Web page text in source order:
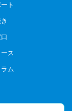
ト
ス
ム